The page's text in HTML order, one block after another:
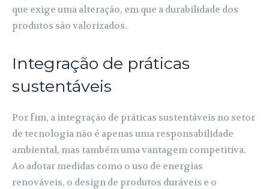
que exige uma alteração, em que a durabilidade dos
produtos são valorizados.
Integração de práticas
sustentáveis
Por fim, a integração de práticas sustentáveis no setor
de tecnologia não é apenas uma responsabilidade
ambiental, mas também uma vantagem competitiva.
Ao adotar medidas como o uso de energias
renováveis, o design de produtos duráveis e o